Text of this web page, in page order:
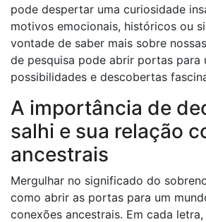
pode despertar uma curiosidade
motivos emocionais, históricos ou
vontade de saber mais sobre
de pesquisa pode abrir portas para
possibilidades e descobertas
A importância de
salhi e sua relação
ancestrais
Mergulhar no significado do
como abrir as portas para um
conexões ancestrais. Em cada